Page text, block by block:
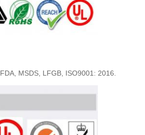
MSDS, LFGB, ISO9001: 2016.